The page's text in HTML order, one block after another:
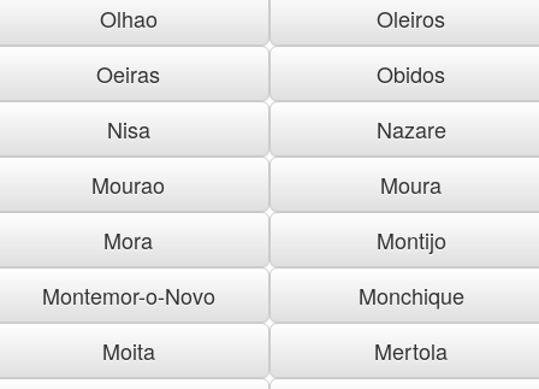
Olhao
Oleiros
Oeiras
Obidos
Nisa
Nazare
Mourao
Moura
Mora
Montijo
Montemor-o-Novo
Monchique
Moita
Mertola